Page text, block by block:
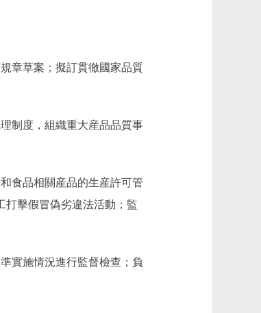
章草案；擬訂貫徹國家品質
制度，組織重大産品品質事
食品相關産品的生産許可管
打擊假冒偽劣違法活動；監
實施情況進行監督檢查；負